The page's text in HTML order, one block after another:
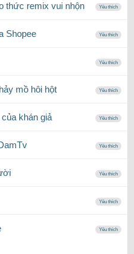
thức remix vui nhộn Yêu thích
Shopee Yêu thích
Yêu thích
mồ hôi hột Yêu thích
khán giả Yêu thích
Yêu thích
Yêu thích
Yêu thích
Yêu thích